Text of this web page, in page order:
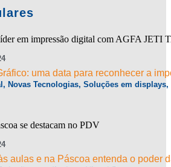
uma data para reconhecer a
,Novas Tecnologias,Soluções em displays,
aulas e na Páscoa entenda o poder